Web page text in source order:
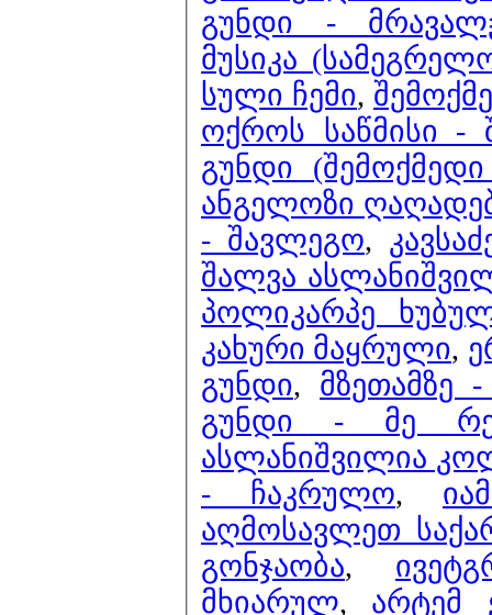
გუნდი -
მუსიკა
სული ჩემი,
ოქროს საწმისი -
გუნდი
ანგელოზი
- შავლეგო,
შალვა
პოლიკარპე
კახური მაყრული,
გუნდი, მზეთამზე -
გუნდი - მე
ასლანიშვილია
- ჩაკრულო,
აღმოსავლეთ
გონჯაობა,
მხიარულ, არტემ